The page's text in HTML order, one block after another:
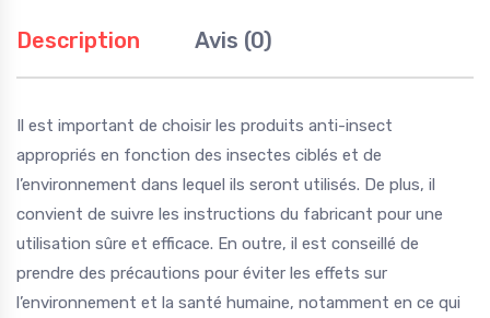
Description Avis (0)
Il est important de choisir les produits anti-insect
appropriés en fonction des insectes ciblés et de
l’environnement dans lequel ils seront utilisés. De plus, il
convient de suivre les instructions du fabricant pour une
utilisation sûre et efficace. En outre, il est conseillé de
prendre des précautions pour éviter les effets sur
l’environnement et la santé humaine, notamment en ce qui